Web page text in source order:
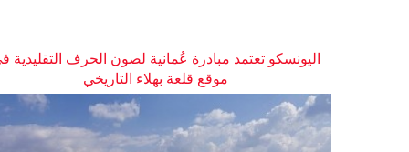
اليونسكو تعتمد مبادرة عُمانية لصون الحرف التقليدية
موقع قلعة بهلاء التاريخي